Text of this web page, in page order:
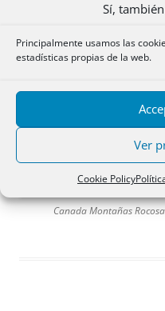
Sí,
Principalmente usamos las
estadísticas propias de la web.
Ver
Cookie Policy
Canada Montañas